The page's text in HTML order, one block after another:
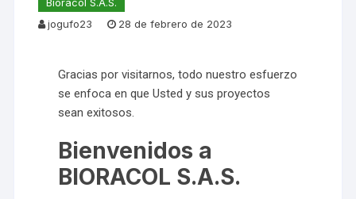
jogufo23
28 de febrero de 2023
Gracias por visitarnos, todo nuestro esfuerzo
se enfoca en que Usted y sus proyectos
sean exitosos.
Bienvenidos a
BIORACOL S.A.S.